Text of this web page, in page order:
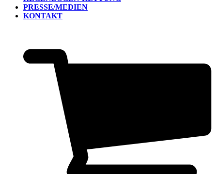
PRESSE/MEDIEN
KONTAKT